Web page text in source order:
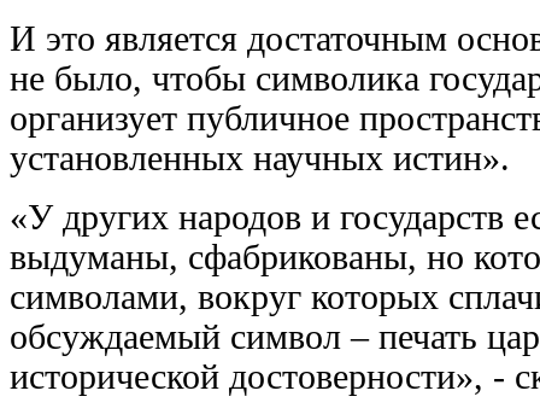
И это является достаточным
не было, чтобы символика
организует публичное
установленных научных истин».
«У других народов и государств
выдуманы, сфабрикованы, но
символами, вокруг которых
обсуждаемый символ – печать
исторической достоверности», -